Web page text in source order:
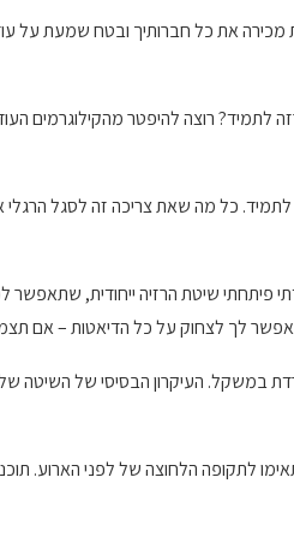
את כל חברותיך ובטח שמעת על
רוצה להיפטר מהקילוגרמים
כל מה שאת צריכה זה לסגל הרגלי
פיתחתי שיטת הרזיה ייחודית,
לך לצחוק על כל הדיאטות – אם
העיקרון הבסיסי של השיטה שלי
לתקופה הלחוצה של לפני הארוע.